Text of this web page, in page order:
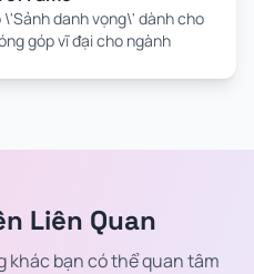
danh vọng\' dành cho
góp vĩ đại cho ngành
Liên Quan
khác bạn có thể quan tâm